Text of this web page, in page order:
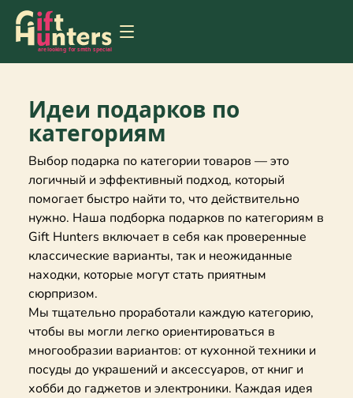
Идеи подарков по
категориям
Выбор подарка по категории товаров — это
логичный и эффективный подход, который
помогает быстро найти то, что действительно
нужно. Наша подборка подарков по категориям в
Gift Hunters включает в себя как проверенные
классические варианты, так и неожиданные
находки, которые могут стать приятным
сюрпризом.
Мы тщательно проработали каждую категорию,
чтобы вы могли легко ориентироваться в
многообразии вариантов: от кухонной техники и
посуды до украшений и аксессуаров, от книг и
хобби до гаджетов и электроники. Каждая идея